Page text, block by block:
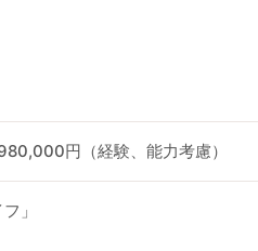
円（経験、能力考慮）
」